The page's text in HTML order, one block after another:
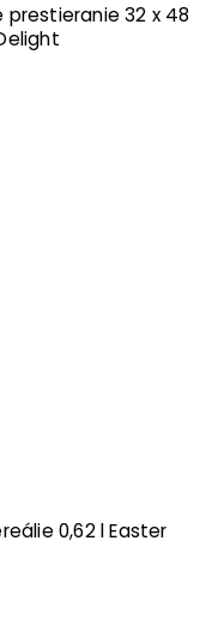
prestieranie 32 x 48
0,62 l Easter